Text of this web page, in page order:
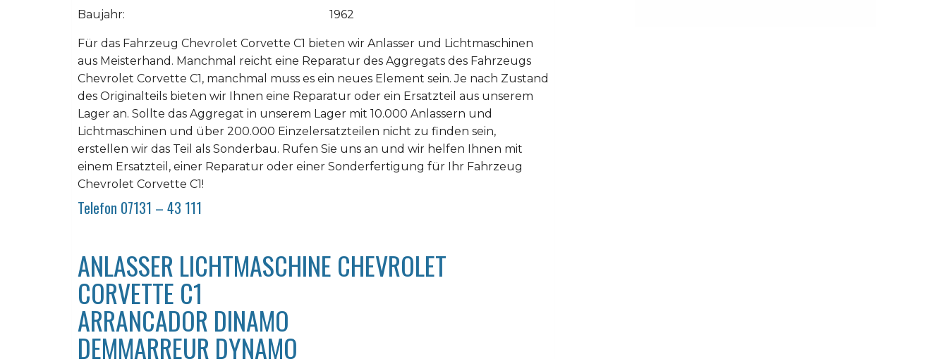
Baujahr: 1962
Für das Fahrzeug Chevrolet Corvette C1 bieten wir Anlasser und Lichtmaschinen
aus Meisterhand. Manchmal reicht eine Reparatur des Aggregats des Fahrzeugs
Chevrolet Corvette C1, manchmal muss es ein neues Element sein. Je nach Zustand
des Originalteils bieten wir Ihnen eine Reparatur oder ein Ersatzteil aus unserem
Lager an. Sollte das Aggregat in unserem Lager mit 10.000 Anlassern und
Lichtmaschinen und über 200.000 Einzelersatzteilen nicht zu finden sein,
erstellen wir das Teil als Sonderbau. Rufen Sie uns an und wir helfen Ihnen mit
einem Ersatzteil, einer Reparatur oder einer Sonderfertigung für Ihr Fahrzeug
Chevrolet Corvette C1!
Telefon 07131 – 43 111
ANLASSER LICHTMASCHINE CHEVROLET
CORVETTE C1
ARRANCADOR DINAMO
DEMMARREUR DYNAMO